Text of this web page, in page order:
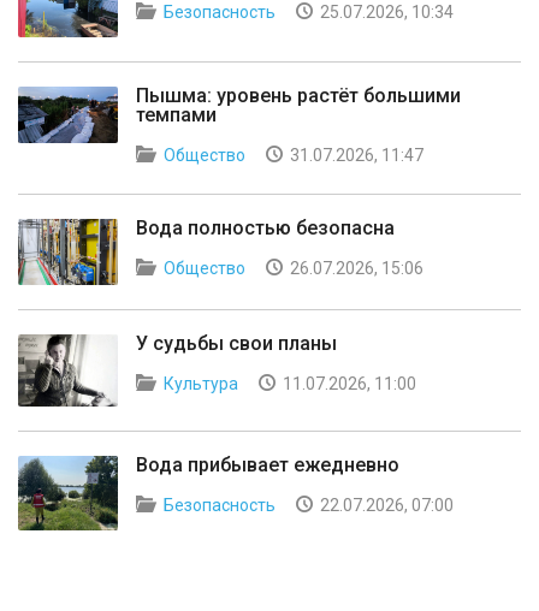
Безопасность 25.07.2026, 10:34
Пышма: уровень растёт большими
темпами
Общество 31.07.2026, 11:47
Вода полностью безопасна
Общество 26.07.2026, 15:06
У судьбы свои планы
Культура 11.07.2026, 11:00
Вода прибывает ежедневно
Безопасность 22.07.2026, 07:00